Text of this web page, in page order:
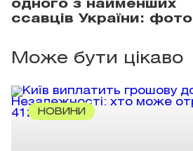
одного з найменших
ссавців України: фото
Може бути цікаво
НОВИНИ